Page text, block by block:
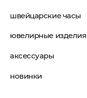
швейцарские часы
ювелирные изделия
аксессуары
новинки